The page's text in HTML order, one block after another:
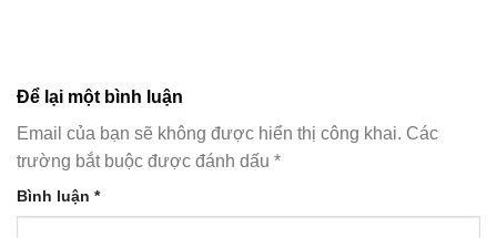
Để lại một bình luận
Email của bạn sẽ không được hiển thị công khai. Các
trường bắt buộc được đánh dấu *
Bình luận *